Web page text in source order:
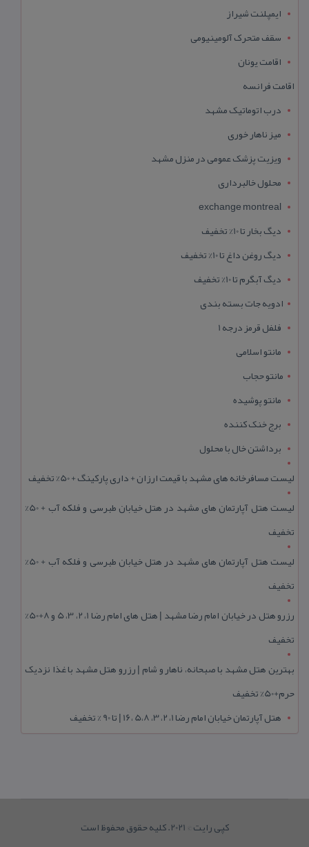
ایمپلنت شیراز
سقف متحرک آلومینیومی
اقامت یونان
اقامت فرانسه
درب اتوماتیک مشهد
میز ناهار خوری
ویزیت پزشک عمومی در منزل مشهد
محلول خالبرداری
exchange montreal
دیگ بخار تا 10% تخفیف
دیگ روغن داغ تا 10% تخفیف
دیگ آبگرم تا 10% تخفیف
ادویه جات بسته بندی
فلفل قرمز درجه 1
مانتو اسلامی
مانتو حجاب
مانتو پوشیده
برج خنک کننده
برداشتن خال با محلول
لیست مسافرخانه های مشهد با قیمت ارزان + داری پارکینگ + 50% تخفیف
لیست هتل آپارتمان های مشهد در هتل خیابان طبرسی و فلکه آب + 50%
تخفیف
لیست هتل آپارتمان های مشهد در هتل خیابان طبرسی و فلکه آب + 50%
تخفیف
رزرو هتل در خیابان امام رضا مشهد | هتل‌ های امام رضا 1، 2، 3، 5 و 8+50%
تخفیف
بهترین هتل مشهد با صبحانه، ناهار و شام | رزرو هتل مشهد با غذا نزدیک
حرم+50% تخفیف
هتل آپارتمان خیابان امام رضا 1، 2، 3، 5،8 ،16 | تا 90 % تخفیف
کپی رایت © 2021. کلیه حقوق محفوظ است